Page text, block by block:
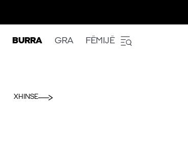
BURRA GRA FËMIJË
XHINSE